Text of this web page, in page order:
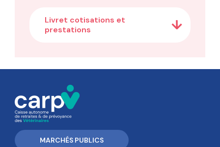
Livret cotisations et
prestations
MARCHÉS PUBLICS